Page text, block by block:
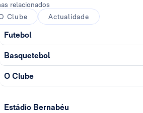
relacionados
Clube
Actualidade
Futebol
Basquetebol
O Clube
Estádio Bernabéu